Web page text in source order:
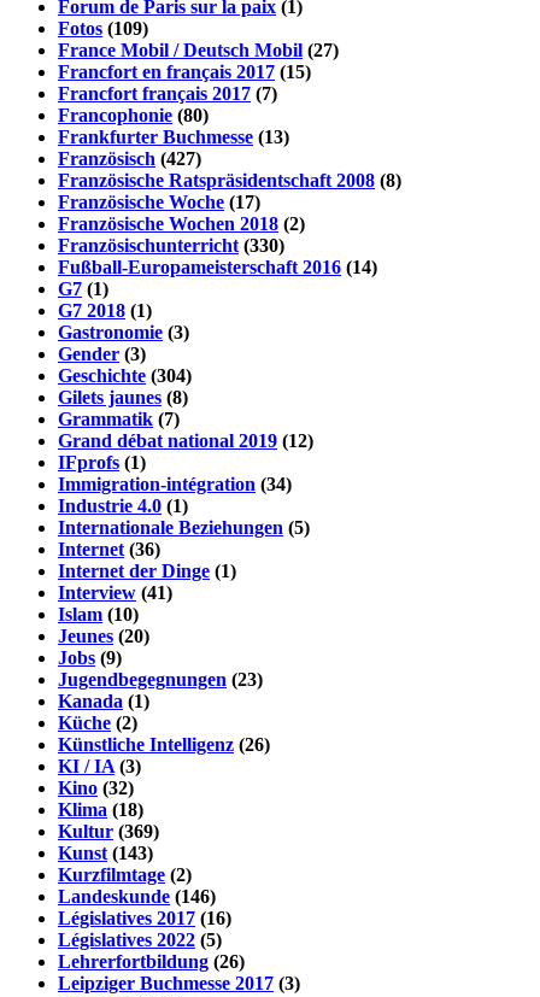
Forum de Paris sur la paix (1)
Fotos (109)
France Mobil / Deutsch Mobil (27)
Francfort en français 2017 (15)
Francfort français 2017 (7)
Francophonie (80)
Frankfurter Buchmesse (13)
Französisch (427)
Französische Ratspräsidentschaft 2008 (8)
Französische Woche (17)
Französische Wochen 2018 (2)
Französischunterricht (330)
Fußball-Europameisterschaft 2016 (14)
G7 (1)
G7 2018 (1)
Gastronomie (3)
Gender (3)
Geschichte (304)
Gilets jaunes (8)
Grammatik (7)
Grand débat national 2019 (12)
IFprofs (1)
Immigration-intégration (34)
Industrie 4.0 (1)
Internationale Beziehungen (5)
Internet (36)
Internet der Dinge (1)
Interview (41)
Islam (10)
Jeunes (20)
Jobs (9)
Jugendbegegnungen (23)
Kanada (1)
Küche (2)
Künstliche Intelligenz (26)
KI / IA (3)
Kino (32)
Klima (18)
Kultur (369)
Kunst (143)
Kurzfilmtage (2)
Landeskunde (146)
Législatives 2017 (16)
Législatives 2022 (5)
Lehrerfortbildung (26)
Leipziger Buchmesse 2017 (3)